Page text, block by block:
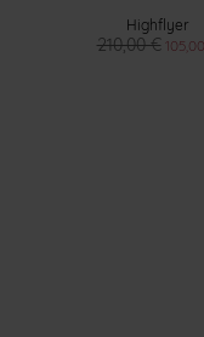
Highflyer
210,00 €